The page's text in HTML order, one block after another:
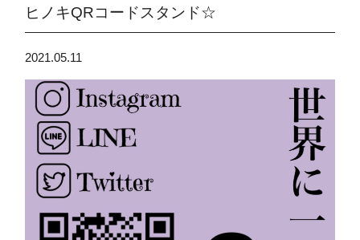
ヒノキQRコードスタンド☆
2021.05.11